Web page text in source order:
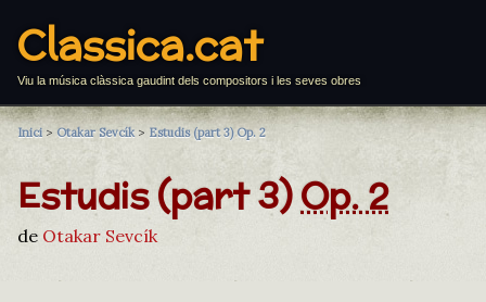
Classica.cat
Viu la música clàssica gaudint dels compositors i les seves obres
Inici > Otakar Sevcík> Estudis (part 3) Op. 2
Estudis (part 3)Op. 2
de Otakar Sevcík